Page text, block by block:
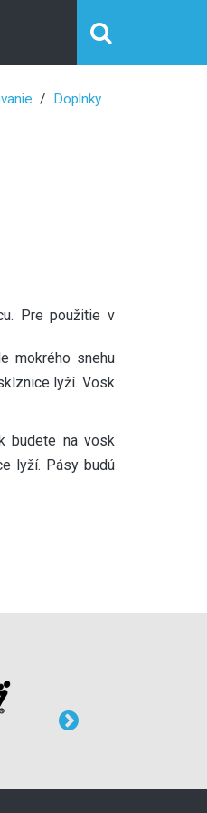
Doplnky
Pre použitie v
mokrého snehu
lyží. Vosk
budete na vosk
lyží. Pásy budú